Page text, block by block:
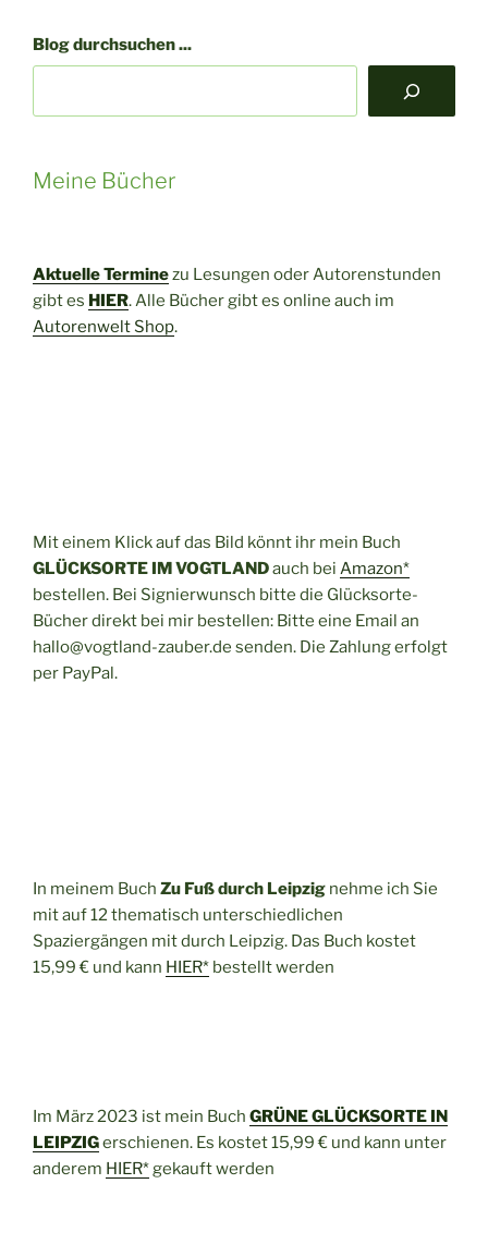
Blog durchsuchen ...
Meine Bücher
Aktuelle Terminezu Lesungen oder Autorenstunden
gibt es HIER. Alle Bücher gibt es online auch im
Autorenwelt Shop.
Mit einem Klick auf das Bild könnt ihr mein Buch
GLÜCKSORTE IM VOGTLANDauch bei Amazon*
bestellen. Bei Signierwunsch bitte die Glücksorte-
Bücher direkt bei mir bestellen: Bitte eine Email an
hallo@vogtland-zauber.de senden. Die Zahlung erfolgt
per PayPal.
In meinem Buch Zu Fuß durch Leipzig nehme ich Sie
mit auf 12 thematisch unterschiedlichen
Spaziergängen mit durch Leipzig. Das Buch kostet
15,99 € und kann HIER* bestellt werden
Im März 2023 ist mein Buch GRÜNE GLÜCKSORTE IN
LEIPZIGerschienen. Es kostet 15,99 € und kann unter
anderem HIER*gekauft werden